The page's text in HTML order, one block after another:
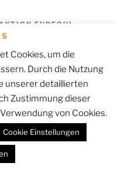
EUDEQUI
informieren
bei Sturz
von einem
Geschädigte
Cookies, um die
Durch die Nutzung
unserer detaillierten
Zustimmung dieser
von Cookies.
Cookie Einstellungen